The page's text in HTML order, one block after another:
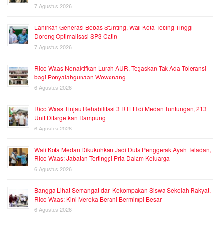
7 Agustus 2026
Lahirkan Generasi Bebas Stunting, Wali Kota Tebing Tinggi
Dorong Optimalisasi SP3 Catin
7 Agustus 2026
Rico Waas Nonaktifkan Lurah AUR, Tegaskan Tak Ada Toleransi
bagi Penyalahgunaan Wewenang
6 Agustus 2026
Rico Waas Tinjau Rehabilitasi 3 RTLH di Medan Tuntungan, 213
Unit Ditargetkan Rampung
6 Agustus 2026
Wali Kota Medan Dikukuhkan Jadi Duta Penggerak Ayah Teladan,
Rico Waas: Jabatan Tertinggi Pria Dalam Keluarga
6 Agustus 2026
Bangga Lihat Semangat dan Kekompakan Siswa Sekolah Rakyat,
Rico Waas: Kini Mereka Berani Bermimpi Besar
6 Agustus 2026